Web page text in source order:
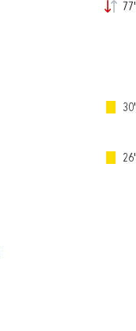
77'
30'
26'